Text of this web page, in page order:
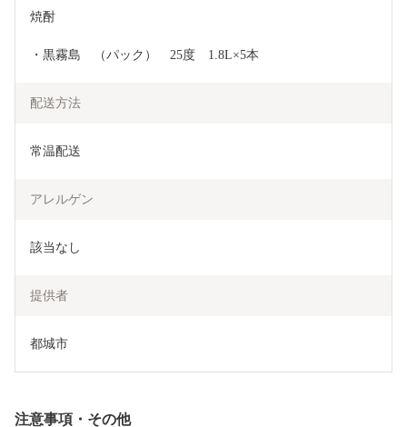
焼酎
・黒霧島　（パック）　25度　1.8L×5本
配送方法
常温配送
アレルゲン
該当なし
提供者
都城市
注意事項・その他